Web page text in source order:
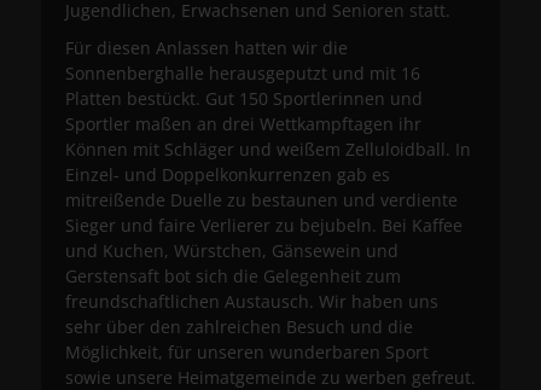
Jugendlichen, Erwachsenen und Senioren statt.
Für diesen Anlassen hatten wir die
Sonnenberghalle herausgeputzt und mit 16
Platten bestückt. Gut 150 Sportlerinnen und
Sportler maßen an drei Wettkampftagen ihr
Können mit Schläger und weißem Zelluloidball. In
Einzel- und Doppelkonkurrenzen gab es
mitreißende Duelle zu bestaunen und verdiente
Sieger und faire Verlierer zu bejubeln. Bei Kaffee
und Kuchen, Würstchen, Gänsewein und
Gerstensaft bot sich die Gelegenheit zum
freundschaftlichen Austausch. Wir haben uns
sehr über den zahlreichen Besuch und die
Möglichkeit, für unseren wunderbaren Sport
sowie unsere Heimatgemeinde zu werben gefreut.